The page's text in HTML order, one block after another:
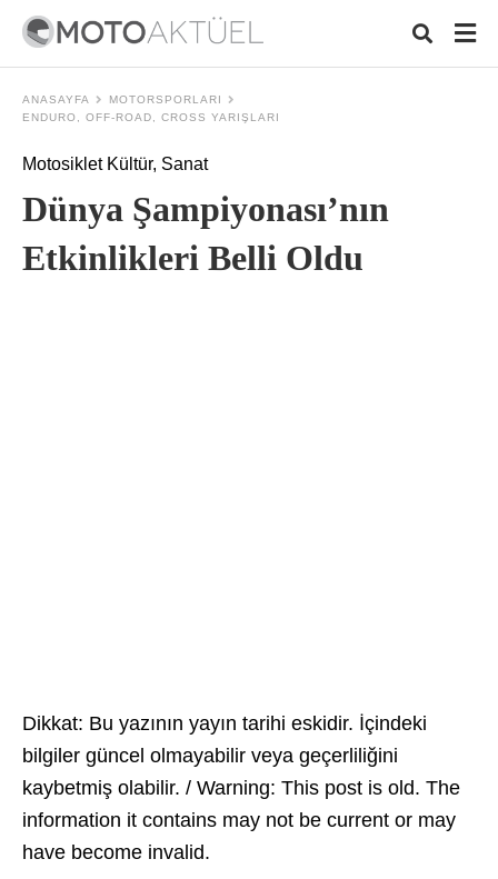
ANASAYFA
MOTORSPORLARI
ENDURO, OFF-ROAD, CROSS YARIŞLARI
Motosiklet Kültür, Sanat
Dünya Şampiyonası’nın
Etkinlikleri Belli Oldu
Dikkat: Bu yazının yayın tarihi eskidir. İçindeki
bilgiler güncel olmayabilir veya geçerliliğini
kaybetmiş olabilir. / Warning: This post is old. The
information it contains may not be current or may
have become invalid.